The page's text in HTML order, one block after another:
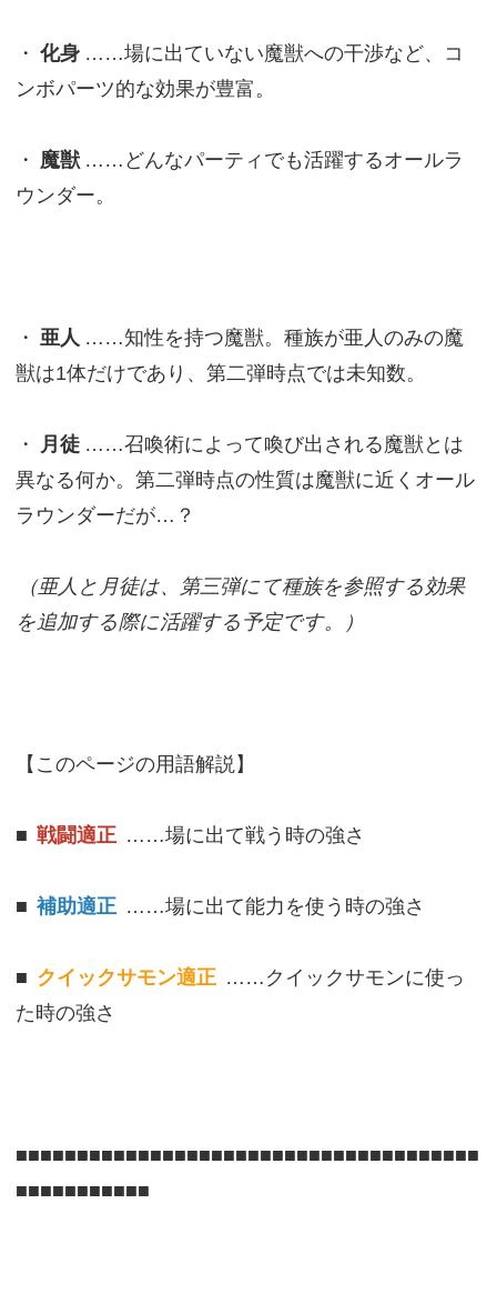
・ 化身 ……場に出ていない魔獣への干渉など、コ
ンボパーツ的な効果が豊富。
・ 魔獣 ……どんなパーティでも活躍するオールラ
ウンダー。
・ 亜人 ……知性を持つ魔獣。種族が亜人のみの魔
獣は1体だけであり、第二弾時点では未知数。
・ 月徒 ……召喚術によって喚び出される魔獣とは
異なる何か。第二弾時点の性質は魔獣に近くオール
ラウンダーだが…？
（亜人と月徒は、第三弾にて種族を参照する効果
を追加する際に活躍する予定です。）
【このページの用語解説】
■ 戦闘適正 ……場に出て戦う時の強さ
■ 補助適正 ……場に出て能力を使う時の強さ
■ クイックサモン適正 ……クイックサモンに使っ
た時の強さ
■■■■■■■■■■■■■■■■■■■■■■■■■■■■■■■■■■■■■■
■■■■■■■■■■■